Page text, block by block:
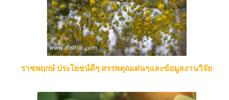
ราชพฤกษ์ ประโยชน์ดีๆ สรรพคุณเด่นๆและข้อมูลงานวิจัย